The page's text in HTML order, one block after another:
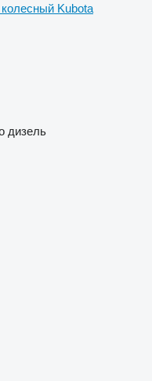
колесный Kubota
дизель